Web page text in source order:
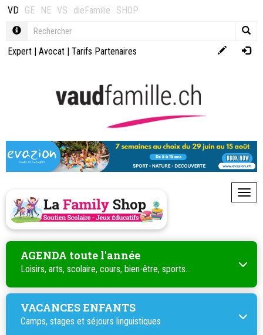
VD GE NE VS dieFamilie SHOP
Expert | Avocat | Tarifs Partenaires
AGENDA toute l'année
Loisirs, arts, scolaire, cours, bien-être, sports...
VACANCES ENFANTS
Camps, stages et séjours linguistiques